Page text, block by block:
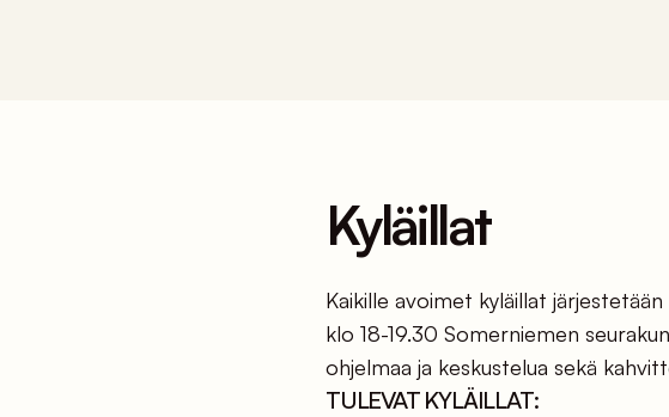
Kyläillat
Kaikille avoimet kyläillat
klo 18-19.30 Somerniemen
ohjelmaa ja keskustelua sekä
TULEVAT KYLÄILLAT: